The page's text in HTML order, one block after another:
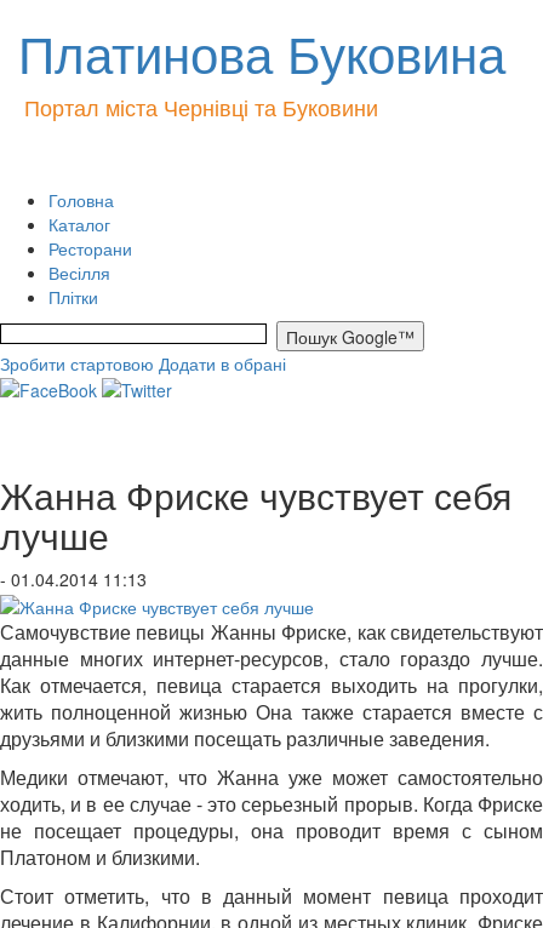
Платинова Буковина
Портал міста Чернівці та Буковини
Головна
Каталог
Ресторани
Весілля
Плітки
Зробити стартовою Додати в обрані
Жанна Фриске чувствует себя
лучше
- 01.04.2014 11:13
Самочувствие певицы Жанны Фриске, как свидетельствуют
данные многих интернет-ресурсов, стало гораздо лучше.
Как отмечается, певица старается выходить на прогулки,
жить полноценной жизнью Она также старается вместе с
друзьями и близкими посещать различные заведения.
Медики отмечают, что Жанна уже может самостоятельно
ходить, и в ее случае - это серьезный прорыв. Когда Фриске
не посещает процедуры, она проводит время с сыном
Платоном и близкими.
Стоит отметить, что в данный момент певица проходит
лечение в Калифорнии, в одной из местных клиник. Фриске